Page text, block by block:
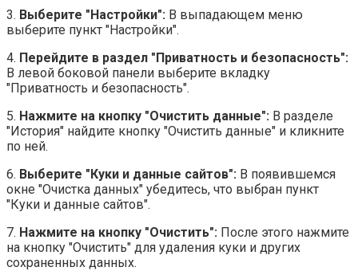
3. Выберите "Настройки": В выпадающем меню
выберите пункт "Настройки".
4. Перейдите в раздел "Приватность и безопасность":
В левой боковой панели выберите вкладку
"Приватность и безопасность".
5. Нажмите на кнопку "Очистить данные": В разделе
"История" найдите кнопку "Очистить данные" и кликните
по ней.
6. Выберите "Куки и данные сайтов": В появившемся
окне "Очистка данных" убедитесь, что выбран пункт
"Куки и данные сайтов".
7. Нажмите на кнопку "Очистить": После этого нажмите
на кнопку "Очистить" для удаления куки и других
сохраненных данных.